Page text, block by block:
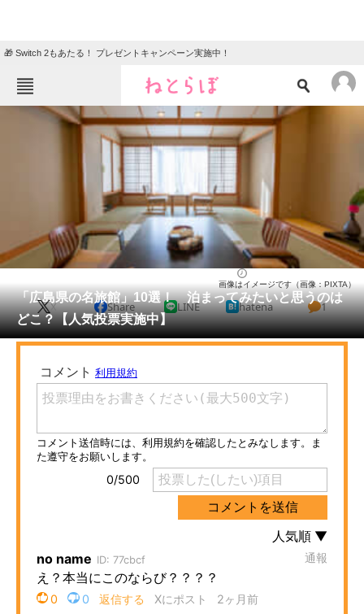
🎁 Switch 2もあたる！ プレゼントキャンペーン実施中！
ねとらぼメニュー
ニュース
クイズ
地域
教育・育児
動物 リサーチ
会員記事
メディア
ITの今と未来を見通す
スマホと通信の最新トレンド
進化するPCとデバイスの未来
AI活用のいまが分かる
企業ITのトレンドを詳説
「広島県の名旅館」10選！ 泊まってみたいと思うのは
どこ？【人気投票実施中】
画像はイメージです（画像：PIXTA）
X Share LINE hatena 1